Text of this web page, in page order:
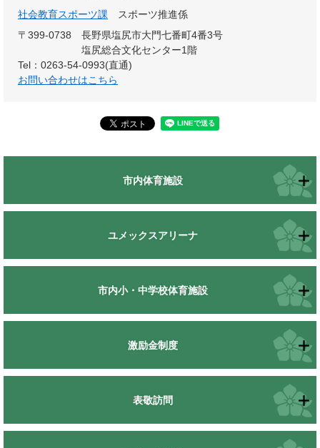
社会教育スポーツ課
スポーツ推進係
〒399-0738
長野県塩尻市大門七番町4番3号
塩尻総合文化センター1階
Tel：0263-54-0993(直通)
お問い合わせはこちら
市内体育施設
ユメックスアリーナ
市内小・中学校体育施設
激励金制度
表敬訪問